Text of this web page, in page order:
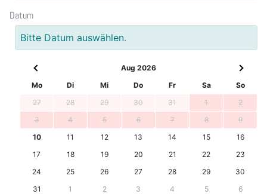
Datum
Bitte Datum auswählen.
Aug 2026
Mo
Di Mi Do Fr Sa
So
27
28 29 30 31 1
2
3
4 5 6 7 8
9
10
11 12 13 14 15
16
17
18 19 20 21 22
23
24
25 26 27 28 29
30
31
1 2 3 4 5 6